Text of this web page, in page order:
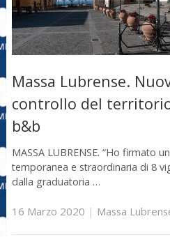
Massa Lubrense.
controllo del
b&b
MASSA LUBRENSE. “Ho firmato
temporanea e straordinaria di 8
dalla graduatoria …
16 Marzo 2020 | Massa